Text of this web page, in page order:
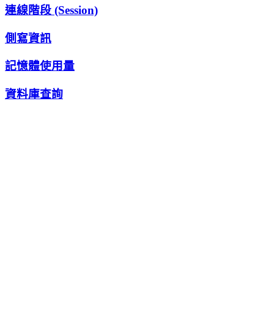
連線階段 (Session)
側寫資訊
記憶體使用量
資料庫查詢